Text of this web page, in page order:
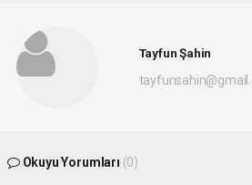
Tayfun Şahin
Okuyu Yorumları (0)